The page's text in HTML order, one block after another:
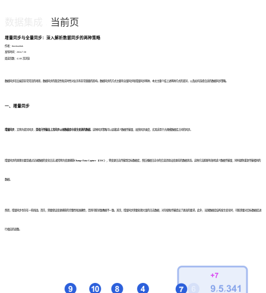
当前页
增量同步与全量同步：深入解析数据同步的两种策略
作者：finedatalink
发布时间：2024.7.30
阅读次数：4,146 次浏览
数据同步在后端是非常常见的场景，数据同步的稳定性和实时性对业务有非常重要的影响。数据同步的方式主要有全量同步和增量同步两种，本文主要介绍上述两种方式的差异，以及如何选择合适的数据同步策略。
一 增量同步
增量同步 ，又称为差异同步， 是指只传输自上次同步以来数据库中发生变更的数据。这种同步策略可以显著减少数据传输量，加快同步速度，尤其适用于大规模数据库之间的同步。
增量同步的原理主要是通过记录数据的变化日志,通常称为变更捕获Change Data Capture（CDC） ，将变更日志传输到目标数据库，然后根据日志中的信息还原出变更前的数据状态。这种方法能够有效地减少数据传输量，同时避免重复传输相同的
数据。
然而，增量同步也存在一些挑战。首先，需要保证变更捕获的完整性和准确性，否则可能导致教据不一致。其次，增量同步需要处理大量的日志数据，对存储和传输提出了更高的要求。此外，当源数据库结构发生变化时，可能需要对目标数据库进
行相应的调整。